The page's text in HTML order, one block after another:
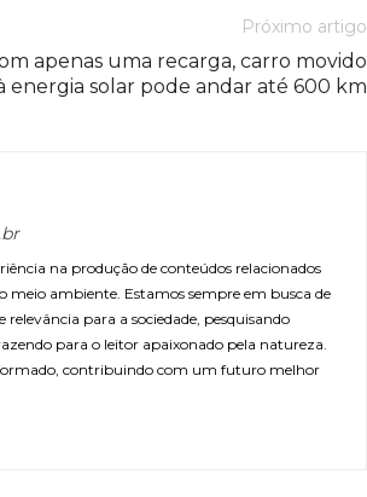
Próximo artigo
apenas uma recarga, carro movido
energia solar pode andar até 600 km
na produção de conteúdos relacionados
meio ambiente. Estamos sempre em busca de
para a sociedade, pesquisando
para o leitor apaixonado pela natureza.
contribuindo com um futuro melhor